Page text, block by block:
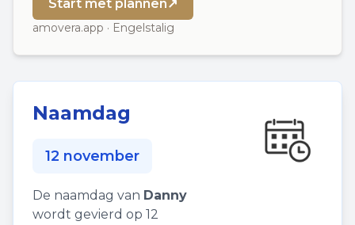
Start met plannen↗
amovera.app · Engelstalig
Naamdag
12 november
De naamdag van Danny
wordt gevierd op 12